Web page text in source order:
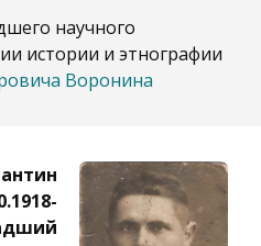
научного
истории и этнографии
Воронина